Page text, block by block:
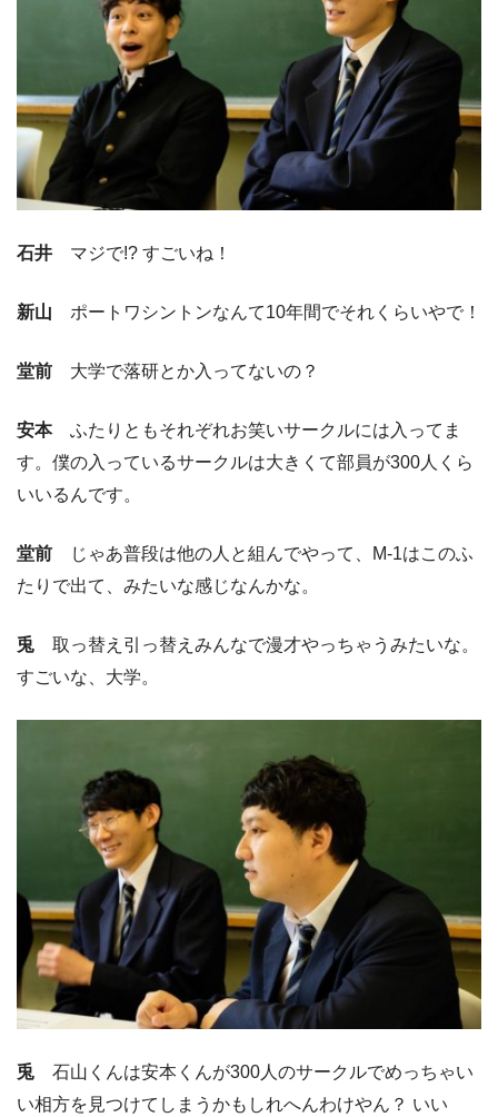
石井 マジで!? すごいね！
新山 ポートワシントンなんて10年間でそれくらいやで！
堂前 大学で落研とか入ってないの？
安本ふたりともそれぞれお笑いサークルには入ってま
す。僕の入っているサークルは大きくて部員が300人くら
いいるんです。
堂前 じゃあ普段は他の人と組んでやって、M-1はこのふ
たりで出て、みたいな感じなんかな。
兎 取っ替え引っ替えみんなで漫才やっちゃうみたいな。
すごいな、大学。
兎 石山くんは安本くんが300人のサークルでめっちゃい
い相方を見つけてしまうかもしれへんわけやん？ いい